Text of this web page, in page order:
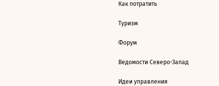
Как потратить
Туризм
Форум
Ведомости Северо-Запад
Идеи управления